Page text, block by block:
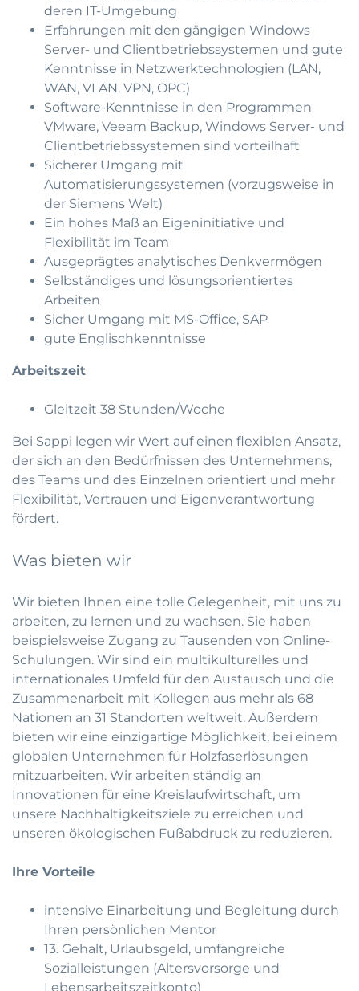
deren IT-Umgebung
Erfahrungen mit den gängigen Windows
Server- und Clientbetriebssystemen und gute
Kenntnisse in Netzwerktechnologien (LAN,
WAN, VLAN, VPN, OPC)
Software-Kenntnisse in den Programmen
VMware, Veeam Backup, Windows Server- und
Clientbetriebssystemen sind vorteilhaft
Sicherer Umgang mit
Automatisierungssystemen (vorzugsweise in
der Siemens Welt)
Ein hohes Maß an Eigeninitiative und
Flexibilität im Team
Ausgeprägtes analytisches Denkvermögen
Selbständiges und lösungsorientiertes
Arbeiten
Sicher Umgang mit MS-Office, SAP
gute Englischkenntnisse
Arbeitszeit
Gleitzeit 38 Stunden/Woche
Bei Sappi legen wir Wert auf einen flexiblen Ansatz,
der sich an den Bedürfnissen des Unternehmens,
des Teams und des Einzelnen orientiert und mehr
Flexibilität, Vertrauen und Eigenverantwortung
fördert.
Was bieten wir
Wir bieten Ihnen eine tolle Gelegenheit, mit uns zu
arbeiten, zu lernen und zu wachsen. Sie haben
beispielsweise Zugang zu Tausenden von Online-
Schulungen. Wir sind ein multikulturelles und
internationales Umfeld für den Austausch und die
Zusammenarbeit mit Kollegen aus mehr als 68
Nationen an 31 Standorten weltweit. Außerdem
bieten wir eine einzigartige Möglichkeit, bei einem
globalen Unternehmen für Holzfaserlösungen
mitzuarbeiten. Wir arbeiten ständig an
Innovationen für eine Kreislaufwirtschaft, um
unsere Nachhaltigkeitsziele zu erreichen und
unseren ökologischen Fußabdruck zu reduzieren.
Ihre Vorteile
intensive Einarbeitung und Begleitung durch
Ihren persönlichen Mentor
13. Gehalt, Urlaubsgeld, umfangreiche
Sozialleistungen (Altersvorsorge und
Lebensarbeitszeitkonto)